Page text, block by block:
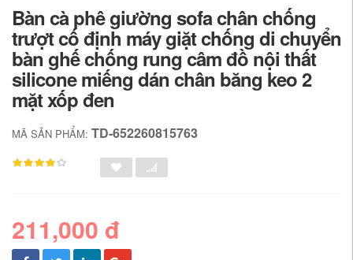
Bàn cà phê giường sofa chân chống
trượt cố định máy giặt chống di chuyển
bàn ghế chống rung câm đồ nội thất
silicone miếng dán chân băng keo 2
mặt xốp đen
MÃ SẢN PHẨM: TD-652260815763
211,000 đ